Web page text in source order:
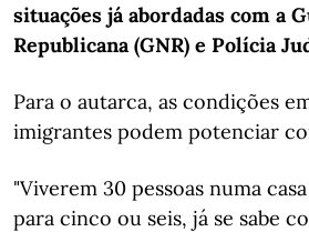
situações já abordadas com a
Republicana (GNR) e Polícia
Para o autarca, as condições
imigrantes podem potenciar
"Viverem 30 pessoas numa
para cinco ou seis, já se sabe